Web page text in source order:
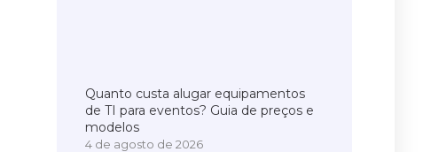
Quanto custa alugar equipamentos
de TI para eventos? Guia de preços e
modelos
4 de agosto de 2026